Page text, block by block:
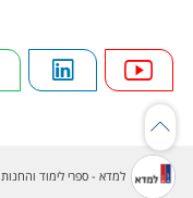
למדא - ספרי לימוד והחנות